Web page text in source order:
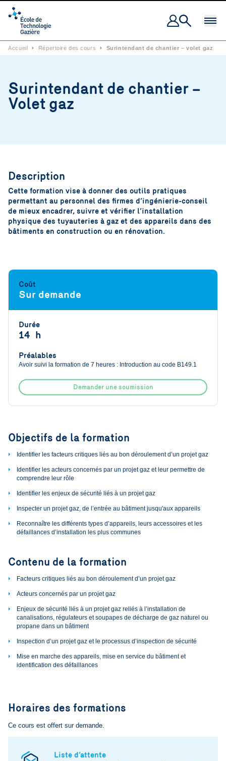
Ouvrir
Accueil ⏵ Répertoire des cours ⏵ Surintendant de chantier – volet gaz
Surintendant de chantier –
Volet gaz
Description
Cette formation vise à donner des outils pratiques
permettant au personnel des firmes d’ingénierie-conseil
de mieux encadrer, suivre et vérifier l’installation
physique des tuyauteries à gaz et des appareils dans des
bâtiments en construction ou en rénovation.
Coût
Sur demande
Durée
14 h
Préalables
Avoir suivi la formation de 7 heures : Introduction au code B149.1
Demander une soumission
Objectifs de la formation
Identifier les facteurs critiques liés au bon déroulement d’un projet gaz
Identifier les acteurs concernés par un projet gaz et leur permettre de
comprendre leur rôle
Identifier les enjeux de sécurité liés à un projet gaz
Inspecter un projet gaz, de l’entrée au bâtiment jusqu'aux appareils
Reconnaître les différents types d’appareils, leurs accessoires et les
défaillances d’installation les plus communes
Contenu de la formation
Facteurs critiques liés au bon déroulement d’un projet gaz
Acteurs concernés par un projet gaz
Enjeux de sécurité liés à un projet gaz reliés à l’installation de
canalisations, régulateurs et soupapes de décharge de gaz naturel ou
propane dans un bâtiment
Inspection d’un projet gaz et le processus d’inspection de sécurité
Mise en marche des appareils, mise en service du bâtiment et
identification des défaillances
Horaires des formations
Ce cours est offert sur demande.
Liste d’attente